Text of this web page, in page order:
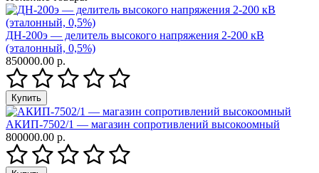
ДН-200э — делитель высокого напряжения 2-200 кВ
(эталонный, 0,5%)
850000.00 р.
АКИП-7502/1 — магазин сопротивлений высокоомный
800000.00 р.